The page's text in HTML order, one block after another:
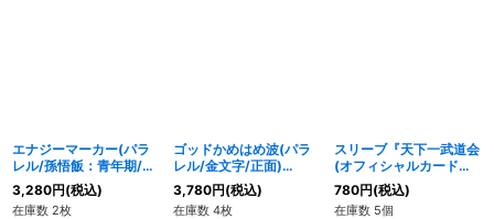
エナジーマーカー(パラ
レル/孫悟飯：青年期/ピ
ッコロ)【☆】{E-145}
3,280円(税込)
在庫数 2枚
ゴッドかめはめ波(パラ
レル/金文字/正面)
【C☆】{FS01-16}
3,780円(税込)
在庫数 4枚
スリーブ『天下一武道会
(オフィシャルカードス
リーブ03)』【サプラ
イ】{-}
780円(税込)
在庫数 5個